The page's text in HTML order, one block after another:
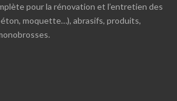
pour la rénovation et l’entretien des
moquette…), abrasifs, produits,